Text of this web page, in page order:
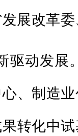
发展改革
驱动发展
、制造
转化中